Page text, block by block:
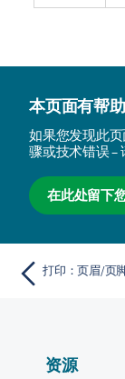
本页面有帮
如果您发现此
骤或技术错误 –
在此处留下
打印：页眉/页
资源